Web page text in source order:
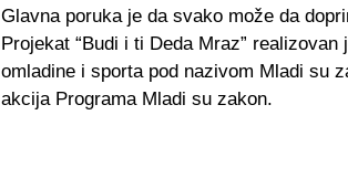
Glavna poruka je da svako može da
Projekat “Budi i ti Deda Mraz”
omladine i sporta pod nazivom Mladi su
akcija Programa Mladi su zakon.